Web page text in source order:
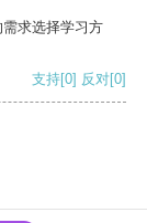
求选择学习方
支持[0] 反对[0]